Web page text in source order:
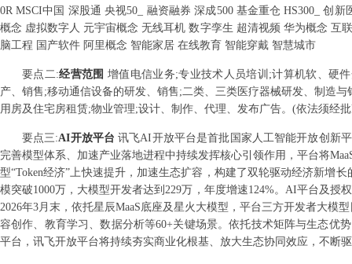
0R MSCI中国 深股通 央视50_ 融资融券 深成500 基金重仓 HS300_ 创
概念 虚拟数字人 元宇宙概念 无线耳机 数字孪生 超清视频 华为概念
脑工程 国产软件 阿里概念 智能家居 在线教育 智能穿戴 智慧城市
要点二:经营范围增值电信业务;专业技术人员培训;计算机软、硬
产、销售;移动通信设备的研发、销售;二类、三类医疗器械研发、制造
用房及住宅房租赁;物业管理;设计、制作、代理、发布广告。(依法须经
要点三:AI开放平台讯飞AI开放平台是首批国家人工智能开放创新
完善模型体系、加速产业落地进程中持续发挥核心引领作用，平台将
型“Token经济”上快速提升，加速生态扩容，构建了双轮驱动经济新增
模突破1000万，大模型开发者达到229万，年度增速124%。AI平台及授
2026年3月末，依托星辰MaaS底座及星火大模型，平台三方开发者大模
容创作、教育学习、数据分析等60+关键场景。依托技术矩阵与生态优
平台，讯飞开放平台将持续夯实商业化根基、放大生态协同效应，不断